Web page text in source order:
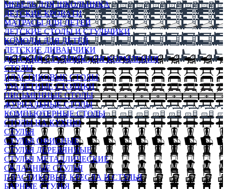
МЕБЕЛЬ ДЛЯ ШКОЛЬНИКА
ДЕТСКИЕ КРОВАТИ
МАТРАСЫ ДЛЯ ДЕТЕЙ
ДЕТСКИЕ СТОЛЫ И СТУЛЬЧИКИ
КОМОДЫ ДЛЯ ДЕТЕЙ
ДЕТСКИЕ ДИВАНЧИКИ
ДЕТСКИЙ СТУЛЬЧИК ДЛЯ КОРМЛЕНИЯ
СТОЛЫ
ПЛАСТИКОВЫЕ СТОЛЫ
ТУАЛЕТНЫЕ СТОЛИКИ
ПИСЬМЕННЫЕ СТОЛЫ
ЖУРНАЛЬНЫЕ СТОЛЫ
КОМПЬЮТЕРНЫЕ СТОЛЫ
СТОЛЫ НА КУХНЮ
СТУЛЬЯ
СТУЛЬЯ ОФИСНЫЕ
СТУЛЬЯ ДЕРЕВЯННЫЕ
СТУЛЬЯ МЕТАЛЛИЧЕСКИЕ
СКЛАДНЫЕ СТУЛЬЯ
ПЛАСТИКОВЫЕ КРЕСЛА И СТУЛЬЯ
БАРНЫЕ СТУЛЬЯ